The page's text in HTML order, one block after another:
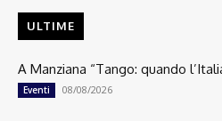
ULTIME
A Manziana “Tango: quando
Eventi 08/08/2026